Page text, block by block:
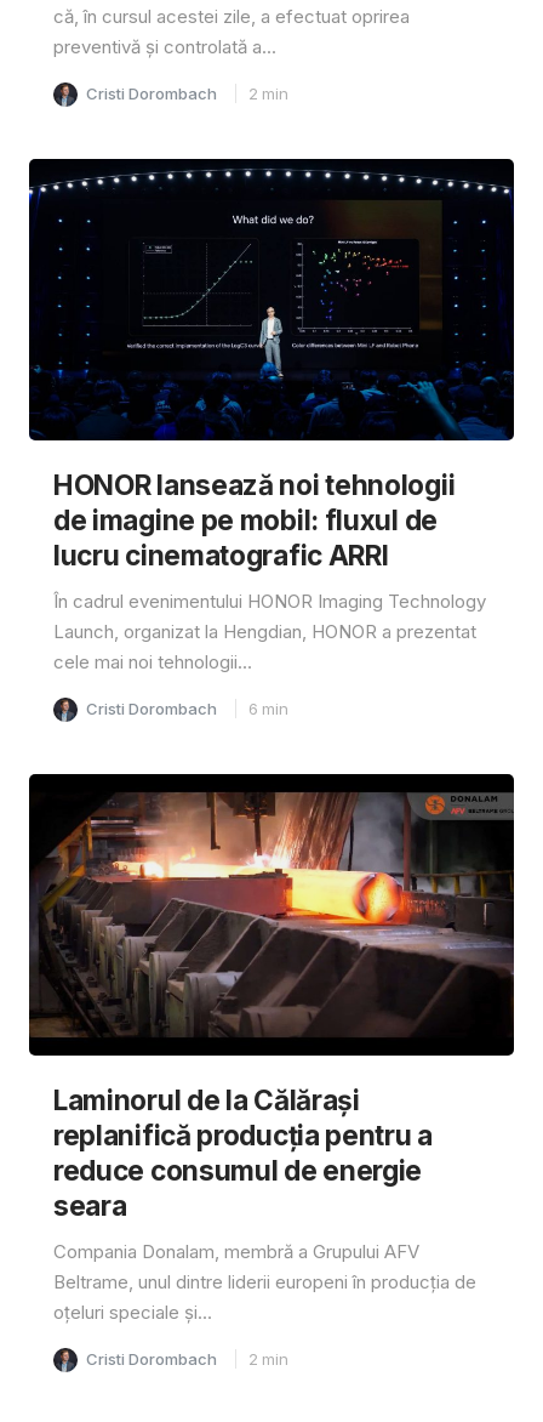
că, în cursul acestei zile, a efectuat oprirea
preventivă și controlată a...
Cristi Dorombach 2 min
HONOR lansează noi tehnologii
de imagine pe mobil: fluxul de
lucru cinematografic ARRI
În cadrul evenimentului HONOR Imaging Technology
Launch, organizat la Hengdian, HONOR a prezentat
cele mai noi tehnologii...
Cristi Dorombach 6 min
Laminorul de la Călărași
replanifică producția pentru a
reduce consumul de energie
seara
Compania Donalam, membră a Grupului AFV
Beltrame, unul dintre liderii europeni în producția de
oțeluri speciale și...
Cristi Dorombach 2 min